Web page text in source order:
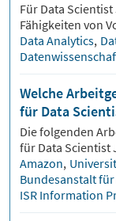
Für Data Scientist
Fähigkeiten von
Data Analytics,
Welche
für Data
Die folgenden
für Data Scientist
Amazon,
Bundesanstalt
ISR Information